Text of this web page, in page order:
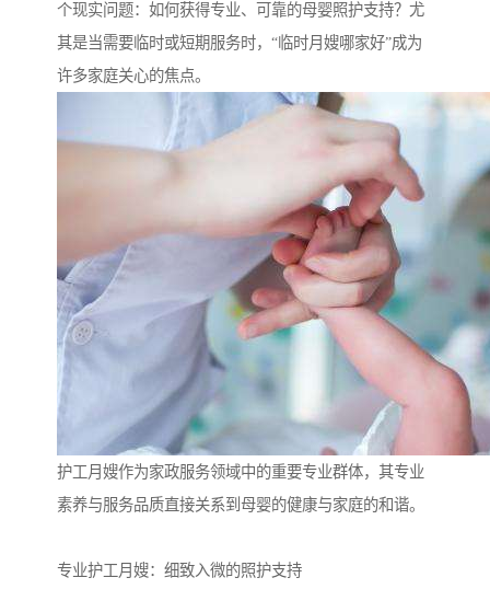
个现实问题：如何获得专业、可靠的母婴照护支持？尤
其是当需要临时或短期服务时，“临时月嫂哪家好”成为
许多家庭关心的焦点。
护工月嫂作为家政服务领域中的重要专业群体，其专业
素养与服务品质直接关系到母婴的健康与家庭的和谐。
专业护工月嫂：细致入微的照护支持